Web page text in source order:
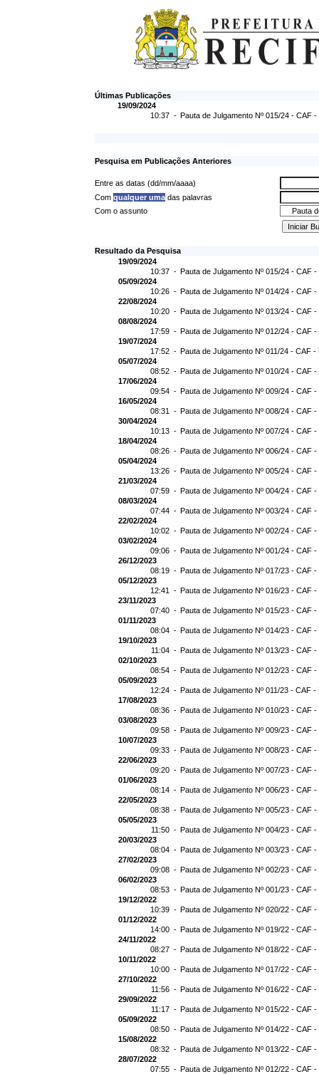
Últimas Publicações
19/09/2024
10:37 - Pauta de Julgamento Nº 015/24 - CAF -
Pesquisa em Publicações Anteriores
Entre as datas (dd/mm/aaaa)
Com qualquer uma das palavras
Com o assunto
Resultado da Pesquisa
19/09/2024
10:37 - Pauta de Julgamento Nº 015/24 - CAF -
05/09/2024
10:26 - Pauta de Julgamento Nº 014/24 - CAF -
22/08/2024
10:20 - Pauta de Julgamento Nº 013/24 - CAF
08/08/2024
17:59 - Pauta de Julgamento Nº 012/24 - CAF
19/07/2024
17:52 - Pauta de Julgamento Nº 011/24 - CAF -
05/07/2024
08:52 - Pauta de Julgamento Nº 010/24 - CAF
17/06/2024
09:54 - Pauta de Julgamento Nº 009/24 - CAF
16/05/2024
08:31 - Pauta de Julgamento Nº 008/24 - CAF
30/04/2024
10:13 - Pauta de Julgamento Nº 007/24 - CAF
18/04/2024
08:26 - Pauta de Julgamento Nº 006/24 - CAF
05/04/2024
13:26 - Pauta de Julgamento Nº 005/24 - CAF
21/03/2024
07:59 - Pauta de Julgamento Nº 004/24 - CAF
08/03/2024
07:44 - Pauta de Julgamento Nº 003/24 - CAF
22/02/2024
10:02 - Pauta de Julgamento Nº 002/24 - CAF
03/02/2024
09:06 - Pauta de Julgamento Nº 001/24 - CAF
26/12/2023
08:19 - Pauta de Julgamento Nº 017/23 - CAF
05/12/2023
12:41 - Pauta de Julgamento Nº 016/23 - CAF
23/11/2023
07:40 - Pauta de Julgamento Nº 015/23 - CAF -
01/11/2023
08:04 - Pauta de Julgamento Nº 014/23 - CAF -
19/10/2023
11:04 - Pauta de Julgamento Nº 013/23 - CAF
02/10/2023
08:54 - Pauta de Julgamento Nº 012/23 - CAF
05/09/2023
12:24 - Pauta de Julgamento Nº 011/23 - CAF -
17/08/2023
08:36 - Pauta de Julgamento Nº 010/23 - CAF
03/08/2023
09:58 - Pauta de Julgamento Nº 009/23 - CAF
10/07/2023
09:33 - Pauta de Julgamento Nº 008/23 - CAF
22/06/2023
09:20 - Pauta de Julgamento Nº 007/23 - CAF
01/06/2023
08:14 - Pauta de Julgamento Nº 006/23 - CAF
22/05/2023
08:38 - Pauta de Julgamento Nº 005/23 - CAF
05/05/2023
11:50 - Pauta de Julgamento Nº 004/23 - CAF -
20/03/2023
08:04 - Pauta de Julgamento Nº 003/23 - CAF
27/02/2023
09:08 - Pauta de Julgamento Nº 002/23 - CAF
06/02/2023
08:53 - Pauta de Julgamento Nº 001/23 - CAF
19/12/2022
10:39 - Pauta de Julgamento Nº 020/22 - CAF
01/12/2022
14:00 - Pauta de Julgamento Nº 019/22 - CAF
24/11/2022
08:27 - Pauta de Julgamento Nº 018/22 - CAF -
10/11/2022
10:00 - Pauta de Julgamento Nº 017/22 - CAF -
27/10/2022
11:56 - Pauta de Julgamento Nº 016/22 - CAF -
29/09/2022
11:17 - Pauta de Julgamento Nº 015/22 - CAF
05/09/2022
08:50 - Pauta de Julgamento Nº 014/22 - CAF
15/08/2022
08:32 - Pauta de Julgamento Nº 013/22 - CAF
28/07/2022
07:55 - Pauta de Julgamento Nº 012/22 - CAF